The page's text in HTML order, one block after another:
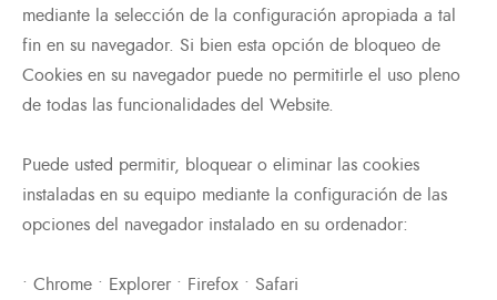
mediante la selección de la configuración apropiada a tal
fin en su navegador. Si bien esta opción de bloqueo de
Cookies en su navegador puede no permitirle el uso pleno
de todas las funcionalidades del Website.
Puede usted permitir, bloquear o eliminar las cookies
instaladas en su equipo mediante la configuración de las
opciones del navegador instalado en su ordenador:
• Chrome • Explorer • Firefox • Safari